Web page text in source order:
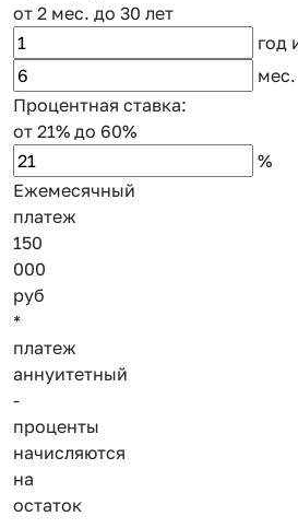
от 2 мес. до 30 лет
год
мес.
Процентная ставка:
от 21% до 60%
%
Ежемесячный
платеж
150
000
руб
*
платеж
аннуитетный
-
проценты
начисляются
на
остаток